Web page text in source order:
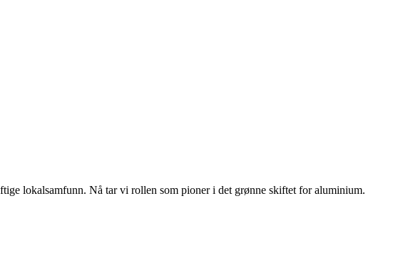
lokalsamfunn. Nå tar vi rollen som pioner i det grønne skiftet for aluminium.